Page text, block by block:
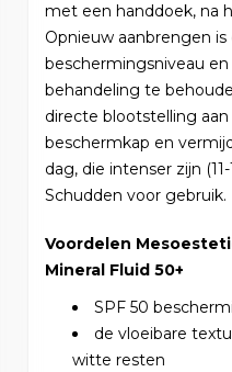
met een handdoek, na
Opnieuw aanbrengen
beschermingsniveau
behandeling te
directe blootstelling
beschermkap en
dag, die intenser zijn
Schudden voor gebruik.
Voordelen
Mineral Fluid 50+
SPF 50
de vloeibare
witte resten